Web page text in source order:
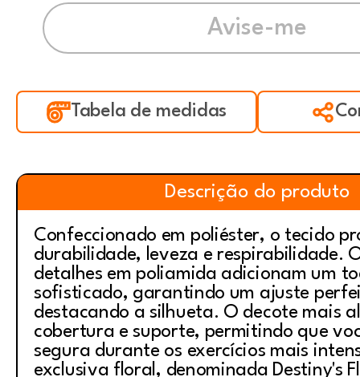
Tabela de medidas
Descrição do produto
Confeccionado em poliéster, o tecido
durabilidade, leveza e respirabilidade.
detalhes em poliamida adicionam um
sofisticado, garantindo um ajuste
destacando a silhueta. O decote mais
cobertura e suporte, permitindo que
segura durante os exercícios mais
exclusiva floral, denominada Destiny's